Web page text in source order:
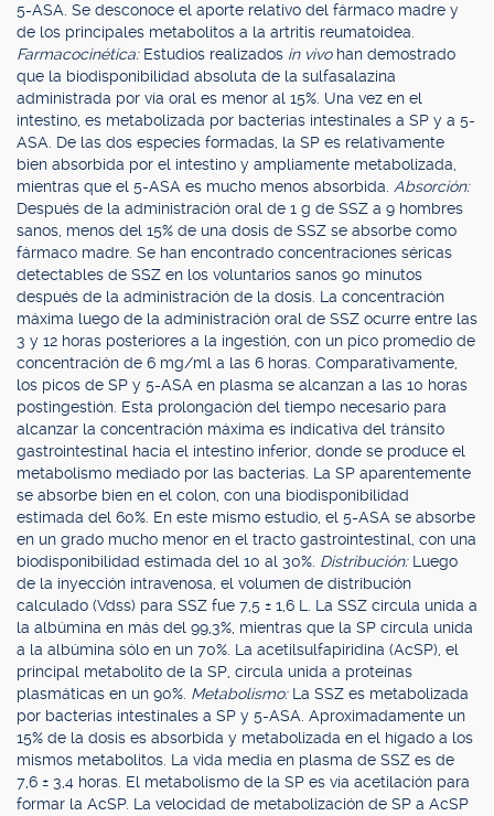
5-ASA. Se desconoce el aporte relativo del fármaco madre y
de los principales metabolitos a la artritis reumatoidea.
Farmacocinética: Estudios realizados in vivo han demostrado
que la biodisponibilidad absoluta de la sulfasalazina
administrada por vía oral es menor al 15%. Una vez en el
intestino, es metabolizada por bacterias intestinales a SP y a 5-
ASA. De las dos especies formadas, la SP es relativamente
bien absorbida por el intestino y ampliamente metabolizada,
mientras que el 5-ASA es mucho menos absorbida. Absorción:
Después de la administración oral de 1 g de SSZ a 9 hombres
sanos, menos del 15% de una dosis de SSZ se absorbe como
fármaco madre. Se han encontrado concentraciones séricas
detectables de SSZ en los voluntarios sanos 90 minutos
después de la administración de la dosis. La concentración
máxima luego de la administración oral de SSZ ocurre entre las
3 y 12 horas posteriores a la ingestión, con un pico promedio de
concentración de 6 mg/ml a las 6 horas. Comparativamente,
los picos de SP y 5-ASA en plasma se alcanzan a las 10 horas
postingestión. Esta prolongación del tiempo necesario para
alcanzar la concentración máxima es indicativa del tránsito
gastrointestinal hacia el intestino inferior, donde se produce el
metabolismo mediado por las bacterias. La SP aparentemente
se absorbe bien en el colon, con una biodisponibilidad
estimada del 60%. En este mismo estudio, el 5-ASA se absorbe
en un grado mucho menor en el tracto gastrointestinal, con una
biodisponibilidad estimada del 10 al 30%. Distribución: Luego
de la inyección intravenosa, el volumen de distribución
calculado (Vdss) para SSZ fue 7,5 ± 1,6 L. La SSZ circula unida a
la albúmina en más del 99,3%, mientras que la SP circula unida
a la albúmina sólo en un 70%. La acetilsulfapiridina (AcSP), el
principal metabolito de la SP, circula unida a proteínas
plasmáticas en un 90%. Metabolismo: La SSZ es metabolizada
por bacterias intestinales a SP y 5-ASA. Aproximadamente un
15% de la dosis es absorbida y metabolizada en el hígado a los
mismos metabolitos. La vida media en plasma de SSZ es de
7,6 ± 3,4 horas. El metabolismo de la SP es vía acetilación para
formar la AcSP. La velocidad de metabolización de SP a AcSP